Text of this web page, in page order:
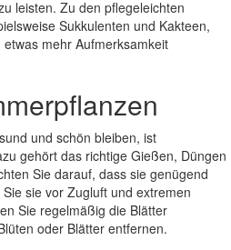
leisten. Zu den pflegeleichten
Sukkulenten und Kakteen,
mehr Aufmerksamkeit
und schön bleiben, ist
gehört das richtige Gießen, Düngen
Sie darauf, dass sie genügend
sie vor Zugluft und extremen
Sie regelmäßig die Blätter
oder Blätter entfernen.